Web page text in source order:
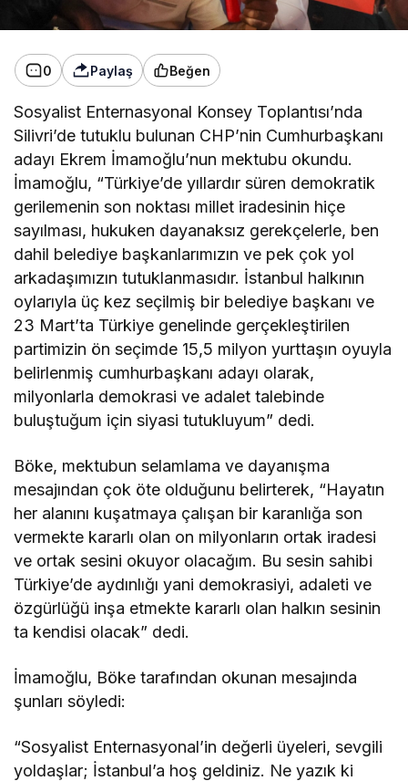
0 Paylaş Beğen
Sosyalist Enternasyonal Konsey Toplantısı’nda
Silivri’de tutuklu bulunan CHP’nin Cumhurbaşkanı
adayı Ekrem İmamoğlu’nun mektubu okundu.
İmamoğlu, “Türkiye’de yıllardır süren demokratik
gerilemenin son noktası millet iradesinin hiçe
sayılması, hukuken dayanaksız gerekçelerle, ben
dahil belediye başkanlarımızın ve pek çok yol
arkadaşımızın tutuklanmasıdır. İstanbul halkının
oylarıyla üç kez seçilmiş bir belediye başkanı ve
23 Mart’ta Türkiye genelinde gerçekleştirilen
partimizin ön seçimde 15,5 milyon yurttaşın oyuyla
belirlenmiş cumhurbaşkanı adayı olarak,
milyonlarla demokrasi ve adalet talebinde
buluştuğum için siyasi tutukluyum” dedi.
Böke, mektubun selamlama ve dayanışma
mesajından çok öte olduğunu belirterek, “Hayatın
her alanını kuşatmaya çalışan bir karanlığa son
vermekte kararlı olan on milyonların ortak iradesi
ve ortak sesini okuyor olacağım. Bu sesin sahibi
Türkiye’de aydınlığı yani demokrasiyi, adaleti ve
özgürlüğü inşa etmekte kararlı olan halkın sesinin
ta kendisi olacak” dedi.
İmamoğlu, Böke tarafından okunan mesajında
şunları söyledi:
“Sosyalist Enternasyonal’in değerli üyeleri, sevgili
yoldaşlar; İstanbul’a hoş geldiniz. Ne yazık ki